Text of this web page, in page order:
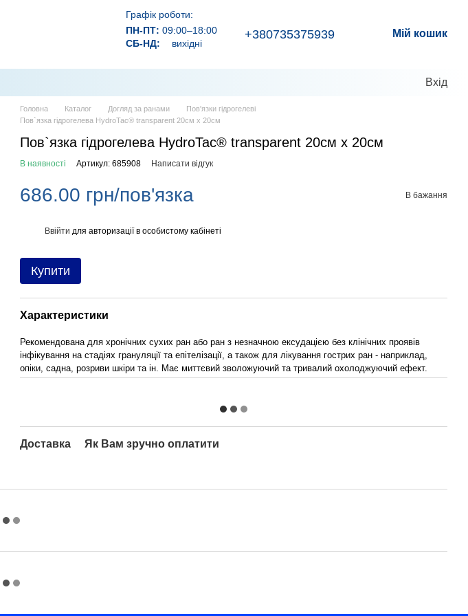
Графік роботи:
ПН-ПТ: 09:00–18:00
СБ-НД:
вихідні
+380735375939 Мій кошик
Вхід
Головна Каталог Догляд за ранами
Пов'язки гідрогелеві
Пов`язка гідрогелева HydroTac® transparent 20см x 20см
Пов`язка гідрогелева HydroTac® transparent 20см x 20см
В наявності Артикул: 685908 Написати відгук
686.00 грн/пов'язка В бажання
Ввійти для авторизації в особистому кабінеті
Купити
Характеристики
Рекомендована для хронічних сухих ран або ран з незначною ексудацією без клінічних проявів
інфікування на стадіях грануляції та епітелізації, а також для лікування гострих ран - наприклад,
опіки, садна, розриви шкіри та ін. Має миттєвий зволожуючий та тривалий охолоджуючий ефект.
Доставка Як Вам зручно оплатити